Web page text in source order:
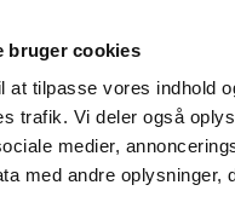
bruger cookies
at tilpasse vores indhold
trafik. Vi deler også
medier,
med andre
og